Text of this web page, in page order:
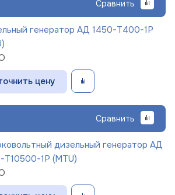
Сравнить
генератор АД 1450-Т400-1Р
цену
Сравнить
дизельный генератор АД
Т10500-1Р (MTU)